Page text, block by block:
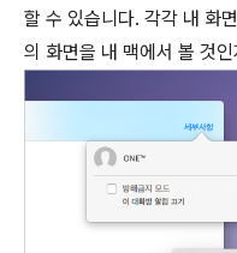
할 수 있습니다. 각각 내 화
의 화면을 내 맥에서 볼 것